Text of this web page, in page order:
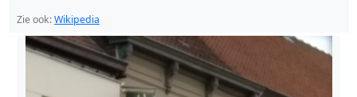
Zie ook:Wikipedia